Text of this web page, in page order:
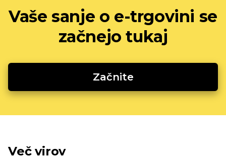
Vaše sanje o e-trgovini se
začnejo tukaj
Začnite
Več virov